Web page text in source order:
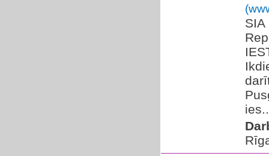
SIA